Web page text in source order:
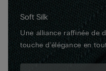
Soft Silk
Une alliance raffinée de
touche d'élégance en